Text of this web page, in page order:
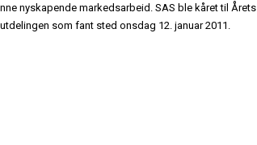
nyskapende markedsarbeid. SAS ble kåret til Årets
som fant sted onsdag 12. januar 2011.